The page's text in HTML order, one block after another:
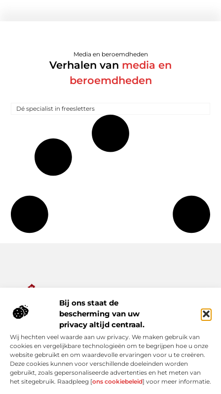
Bij ons staat de
bescherming van uw
privacy altijd centraal.
Wij hechten veel waarde aan uw privacy. We maken gebruik van
cookies en vergelijkbare technologieën om te begrijpen hoe u onze
website gebruikt en om waardevolle ervaringen voor u te creëren.
Deze cookies kunnen voor verschillende doeleinden worden
gebruikt, zoals gepersonaliseerde advertenties en het meten van
het sitegebruik. Raadpleeg [ons cookiebeleid] voor meer informatie.
Media en beroemdheden
Verhalen van media en
beroemdheden
Dé specialist in freesletters
Alles wat je nodig hebt voor een rijker dagelijks leven.
Ontdek een diverse verzameling van blogs en artikelen die je
inspireren, informeren en verrijken – van praktische tips tot
bijzondere verhalen.
Bericht categorie